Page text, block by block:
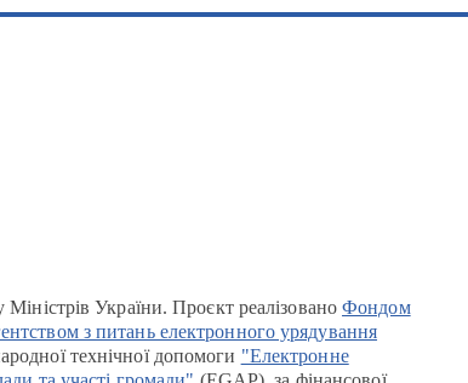
Міністрів України. Проєкт реалізованоФондом
з питань електронного урядування
технічної допомоги "Електронне